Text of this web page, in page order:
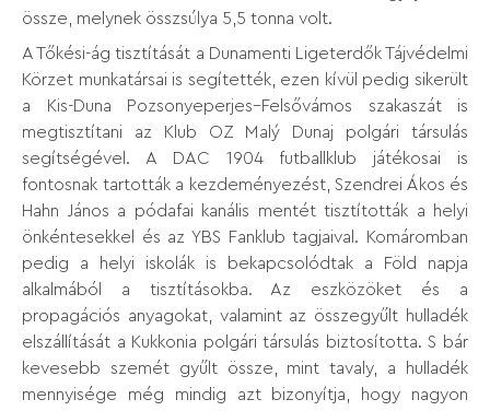
össze, melynek összsúlya 5,5 tonna volt.
A Tőkési-ág tisztítását a Dunamenti Ligeterdők Tájvédelmi
Körzet munkatársai is segítették, ezen kívül pedig sikerült
a Kis-Duna Pozsonyeperjes–Felsővámos szakaszát is
megtisztítani az Klub OZ Malý Dunaj polgári társulás
segítségével. A DAC 1904 futballklub játékosai is
fontosnak tartották a kezdeményezést, Szendrei Ákos és
Hahn János a pódafai kanális mentét tisztították a helyi
önkéntesekkel és az YBS Fanklub tagjaival. Komáromban
pedig a helyi iskolák is bekapcsolódtak a Föld napja
alkalmából a tisztításokba. Az eszközöket és a
propagációs anyagokat, valamint az összegyűlt hulladék
elszállítását a Kukkonia polgári társulás biztosította. S bár
kevesebb szemét gyűlt össze, mint tavaly, a hulladék
mennyisége még mindig azt bizonyítja, hogy nagyon